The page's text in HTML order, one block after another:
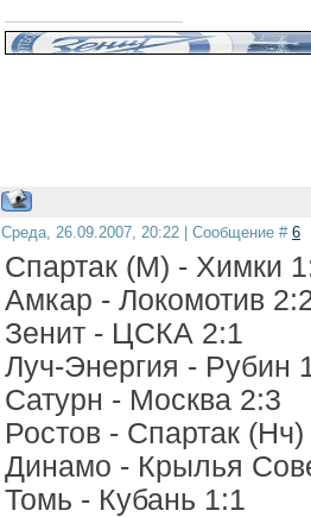
Среда, 26.09.2007, 20:22 | Сообщение # 6
Спартак (М) - Химки
Амкар - Локомотив
Зенит - ЦСКА 2:1
Луч-Энергия - Рубин
Сатурн - Москва 2:3
Ростов - Спартак
Динамо - Крылья
Томь - Кубань 1:1